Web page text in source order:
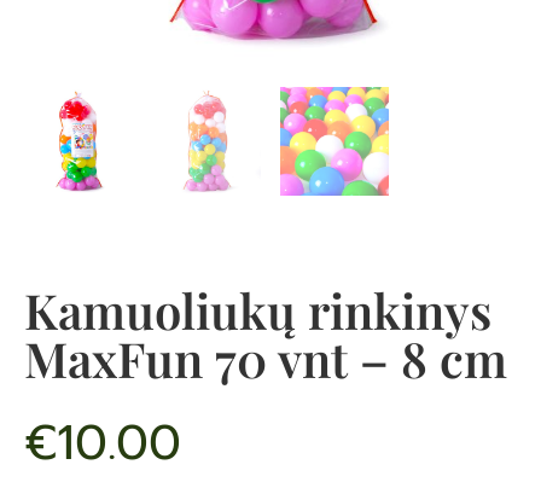
Kamuoliukų rinkinys
MaxFun 70 vnt – 8 cm
€10.00